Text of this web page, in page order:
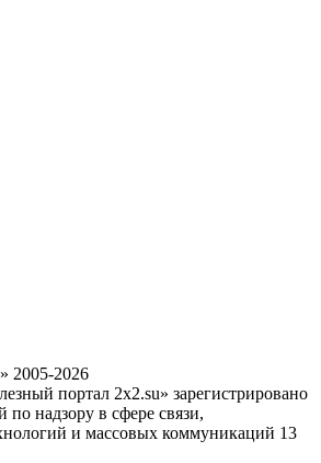
2005-2026
портал 2x2.su» зарегистрировано
надзору в сфере связи,
и массовых коммуникаций 13